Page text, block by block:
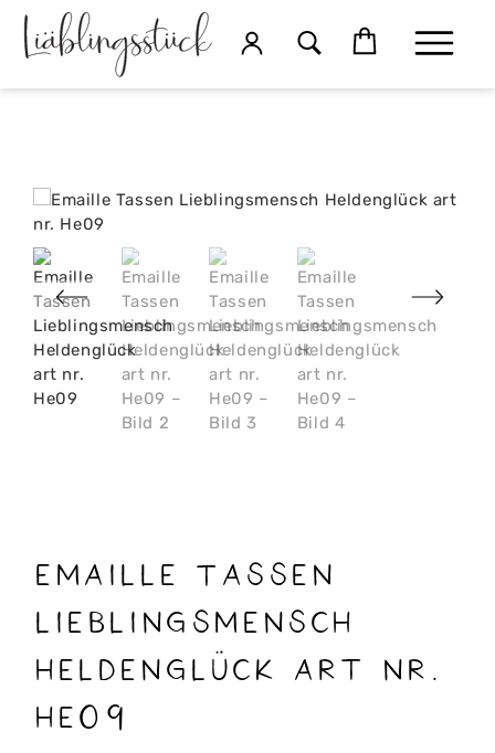
Emaille Tassen
Lieblingsmensch
Heldenglück art nr.
He09